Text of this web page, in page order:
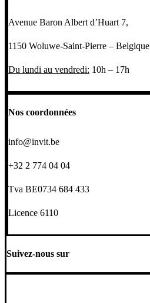
Avenue Baron Albert d’Huart 7,
1150 Woluwe-Saint-Pierre – Belgique
Du lundi au vendredi: 10h – 17h
Nos coordonnées
info@invit.be
+32 2 774 04 04
Tva BE0734 684 433
Licence 6110
Suivez-nous sur